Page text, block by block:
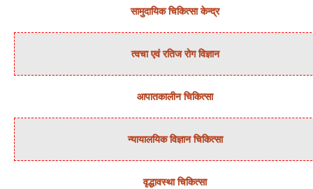
सामुदायिक चिकित्‍सा केन्‍द्र
त्‍वचा एवं रतिज रोग विज्ञान
आपातकालीन चिकित्सा
न्‍यायालयिक विज्ञान चिकित्‍सा
वृद्धावस्था चिकित्सा